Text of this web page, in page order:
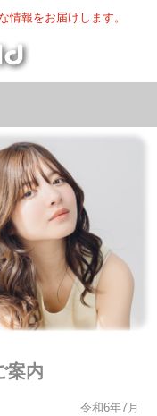
情報をお届けします。
案内
令和6年7月